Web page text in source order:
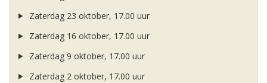
Zaterdag 23 oktober, 17.00 uur
Zaterdag 16 oktober, 17.00 uur
Zaterdag 9 oktober, 17.00 uur
Zaterdag 2 oktober, 17.00 uur